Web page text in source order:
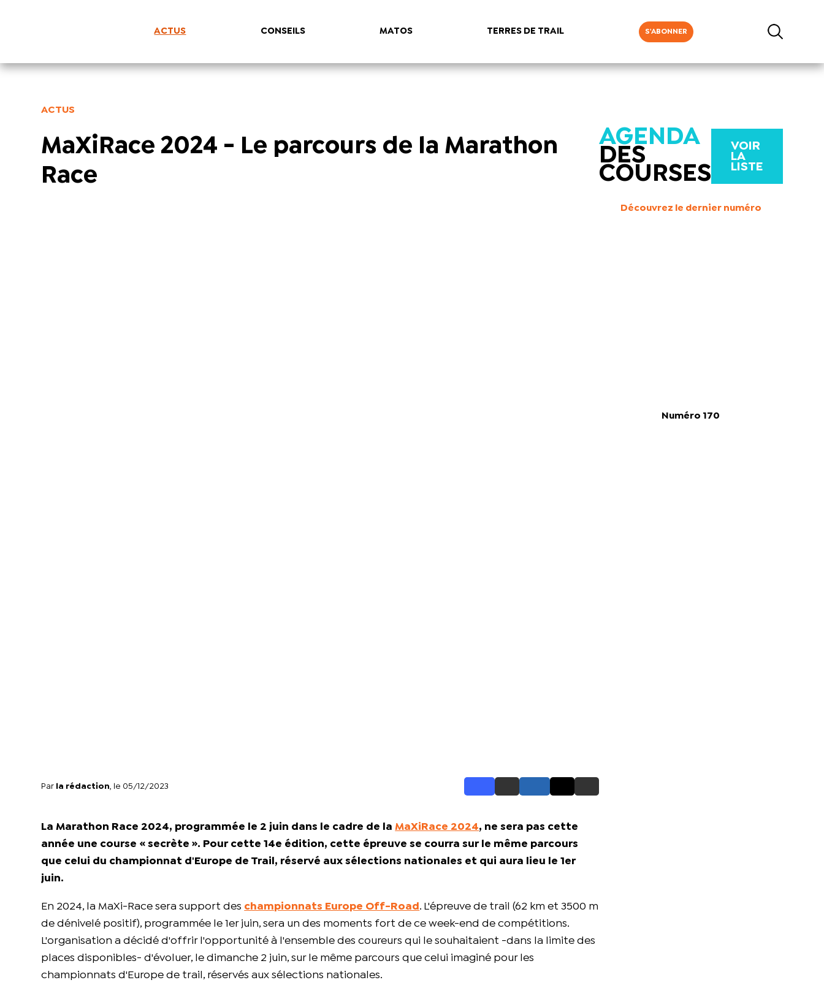
ACTUS CONSEILS MATOS TERRES DE TRAIL S'ABONNER
ACTUS
MaXiRace 2024 - Le parcours de la Marathon
Race
Par la rédaction , le 05/12/2023
La Marathon Race 2024, programmée le 2 juin dans le cadre de laMaXiRace 2024, ne sera pas cette
année une course « secrète ». Pour cette 14e édition, cette épreuve se courra sur le même parcours
que celui du championnat d'Europe de Trail, réservé aux sélections nationales et qui aura lieu le 1er
juin.
En 2024, la MaXi-Race sera support des championnats Europe Off-Road . L'épreuve de trail (62 km et 3500 m
de dénivelé positif), programmée le 1er juin, sera un des moments fort de ce week-end de compétitions.
L'organisation a décidé d'offrir l'opportunité à l'ensemble des coureurs qui le souhaitaient -dans la limite des
places disponibles- d'évoluer, le dimanche 2 juin, sur le même parcours que celui imaginé pour les
championnats d'Europe de trail, réservés aux sélections nationales.
AGENDA
DES
COURSES
VOIR
LA
LISTE
Découvrez le dernier numéro
Numéro 170